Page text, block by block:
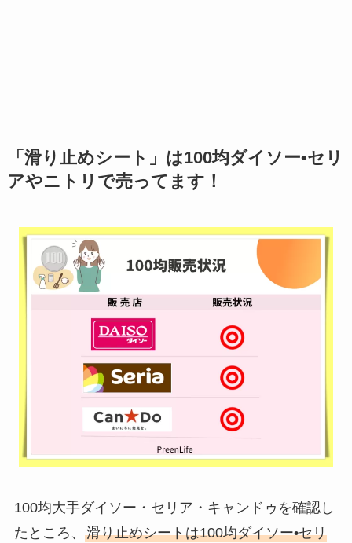
「滑り止めシート」は100均ダイソー•セリ
アやニトリで売ってます！
100均大手ダイソー・セリア・キャンドゥを確認し
たところ、 滑り止めシートは100均ダイソー•セリ